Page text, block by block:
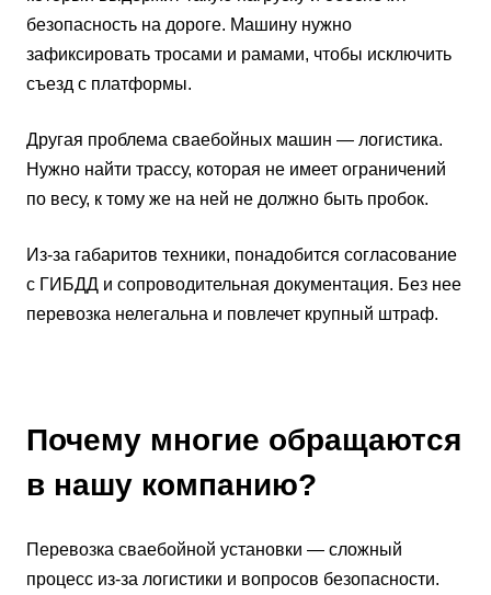
безопасность на дороге. Машину нужно
зафиксировать тросами и рамами, чтобы исключить
съезд с платформы.
Другая проблема сваебойных машин — логистика.
Нужно найти трассу, которая не имеет ограничений
по весу, к тому же на ней не должно быть пробок.
Из-за габаритов техники, понадобится согласование
с ГИБДД и сопроводительная документация. Без нее
перевозка нелегальна и повлечет крупный штраф.
Почему многие обращаются
в нашу компанию?
Перевозка сваебойной установки — сложный
процесс из-за логистики и вопросов безопасности.